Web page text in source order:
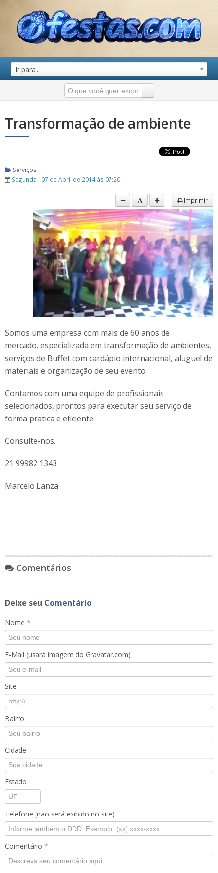
Ir para...
Transformação de ambiente
Serviços
Segunda - 07 de Abril de 2014 às 07:20
Imprimir
Somos uma empresa com mais de 60 anos de
mercado, especializada em transformação de ambientes,
serviços de Buffet com cardápio internacional, aluguel de
materiais e organização de seu evento.
Contamos com uma equipe de profissionais
selecionados, prontos para executar seu serviço de
forma pratica e eficiente.
Consulte-nos.
21 99982 1343
Marcelo Lanza
Comentários
Deixe seu Comentário
Nome *
E-Mail (usará imagem do Gravatar.com)
Site
Bairro
Cidade
Estado
Telefone (não será exibido no site)
Comentário *